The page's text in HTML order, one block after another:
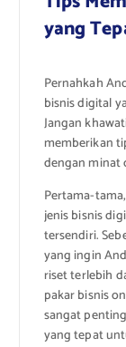
yang
Pernahkah
bisnis digital
Jangan
memberikan
dengan minat
Pertama-
jenis bisnis
tersendiri.
yang ingin
riset terlebih
pakar bisnis
sangat
yang tepat